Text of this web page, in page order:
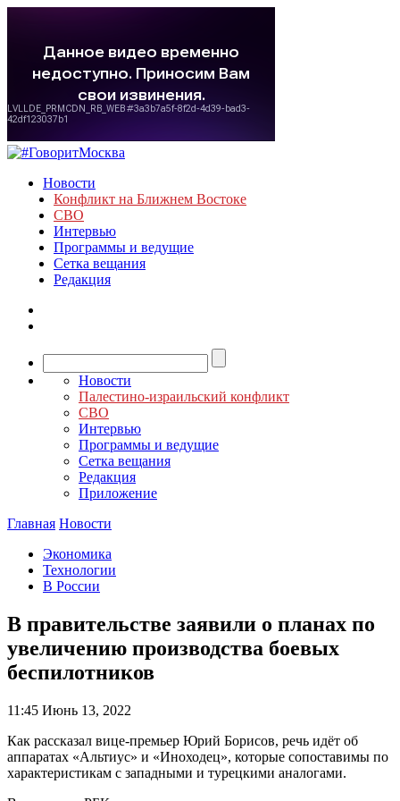
Новости
Конфликт на Ближнем Востоке
СВО
Интервью
Программы и ведущие
Сетка вещания
Редакция
Новости
Палестино-израильский конфликт
СВО
Интервью
Программы и ведущие
Сетка вещания
Редакция
Приложение
Главная Новости
Экономика
Технологии
В России
В правительстве заявили о планах по
увеличению производства боевых
беспилотников
11:45 Июнь 13, 2022
Как рассказал вице-премьер Юрий Борисов, речь идёт об
аппаратах «Альтиус» и «Иноходец», которые сопоставимы по
характеристикам с западными и турецкими аналогами.